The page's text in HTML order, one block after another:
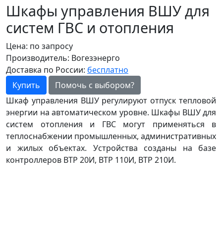
Шкафы управления ВШУ для
систем ГВС и отопления
Цена: по запросу
Производитель: Вогезэнерго
Доставка по России: бесплатно
Купить
Помочь с выбором?
Шкаф управления ВШУ регулируют отпуск тепловой
энергии на автоматическом уровне. Шкафы ВШУ для
систем отопления и ГВС могут применяться в
теплоснабжении промышленных, административных
и жилых объектах. Устройства созданы на базе
контроллеров ВТР 20И, ВТР 110И, ВТР 210И.